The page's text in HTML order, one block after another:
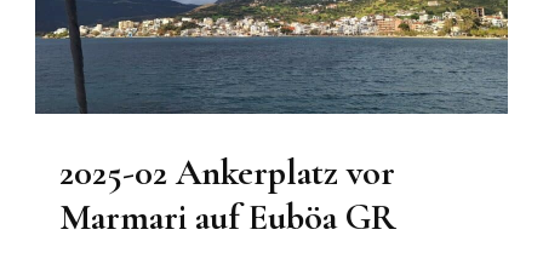
2025-02 Ankerplatz vor
Marmari auf Euböa GR